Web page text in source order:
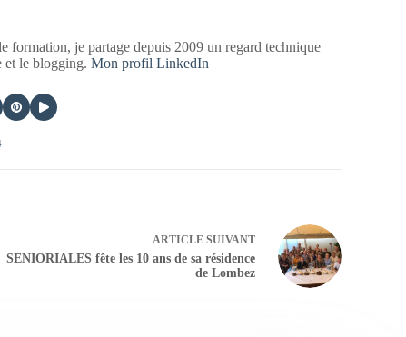
formation, je partage depuis 2009 un regard technique
et le blogging.Mon profil LinkedIn
ARTICLESUIVANT
SENIORIALES fête les 10 ans de sa résidence
de Lombez